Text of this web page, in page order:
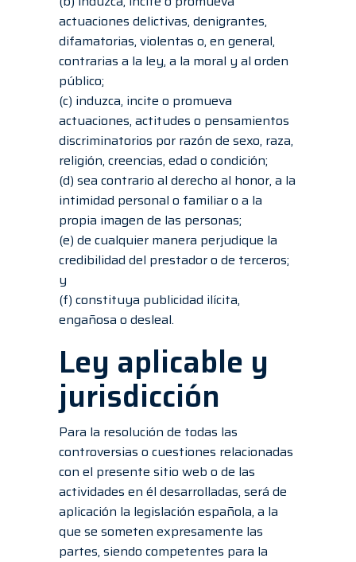
actuaciones delictivas, denigrantes,
difamatorias, violentas o, en general,
contrarias a la ley, a la moral y al orden
público;
(c) induzca, incite o promueva
actuaciones, actitudes o pensamientos
discriminatorios por razón de sexo, raza,
religión, creencias, edad o condición;
(d) sea contrario al derecho al honor, a la
intimidad personal o familiar o a la
propia imagen de las personas;
(e) de cualquier manera perjudique la
credibilidad del prestador o de terceros;
y
(f) constituya publicidad ilícita,
engañosa o desleal.
Ley aplicable y
jurisdicción
Para la resolución de todas las
controversias o cuestiones relacionadas
con el presente sitio web o de las
actividades en él desarrolladas, será de
aplicación la legislación española, a la
que se someten expresamente las
partes, siendo competentes para la